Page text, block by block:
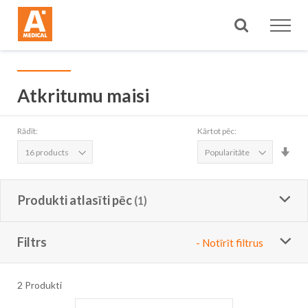
Meklēt
Atkritumu maisi
Rādīt: Kārtot pēc:
Produkti atlasīti pēc
Filtrs - Notīrīt filtrus
2 Produkti